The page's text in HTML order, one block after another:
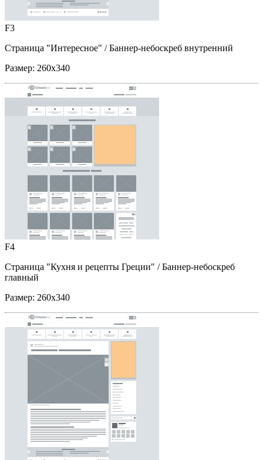
F3
Страница "Интересное" / Баннер-небоскреб внутренний
Размер: 260x340
F4
Страница "Кухня и рецепты Греции" / Баннер-небоскреб
главный
Размер: 260x340